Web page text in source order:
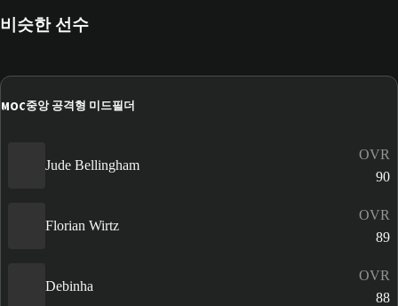
비슷한 선수
MOC중앙 공격형 미드필더
Jude Bellingham
OVR
90
Florian Wirtz
OVR
89
Debinha
OVR
88